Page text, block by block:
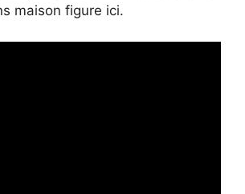
maison figure ici.